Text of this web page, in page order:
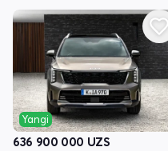
Yangi
636 900 000 UZS